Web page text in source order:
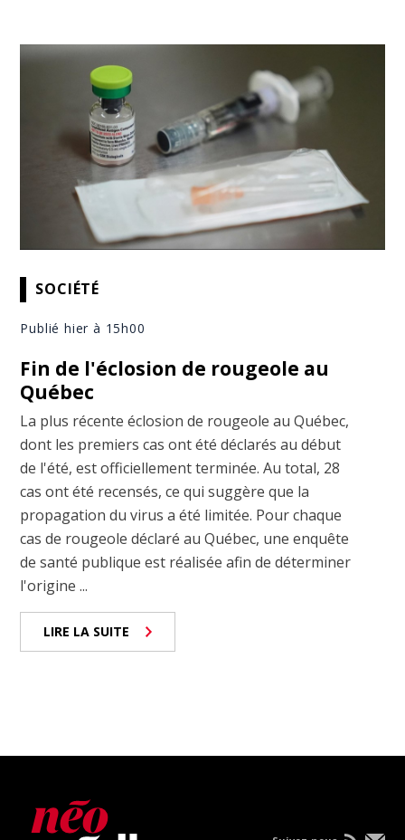
SOCIÉTÉ
Publié hier à 15h00
Fin de l'éclosion de rougeole au
Québec
La plus récente éclosion de rougeole au Québec,
dont les premiers cas ont été déclarés au début
de l'été, est officiellement terminée. Au total, 28
cas ont été recensés, ce qui suggère que la
propagation du virus a été limitée. Pour chaque
cas de rougeole déclaré au Québec, une enquête
de santé publique est réalisée afin de déterminer
l'origine ...
LIRE LA SUITE